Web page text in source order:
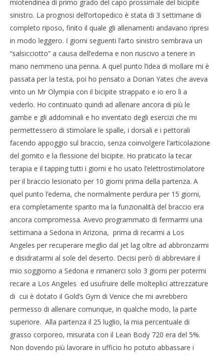
miotendinea di primo grado del capo prossimale del bicipite
sinistro. La prognosi dell’ortopedico è stata di 3 settimane di
completo riposo, finito il quale gli allenamenti andavano ripresi
in modo leggero. I giorni seguenti l’arto sinistro sembrava un
“salsicciotto” a causa dell’edema e non riuscivo a tenere in
mano nemmeno una penna. A quel punto l’idea di mollare mi è
passata per la testa, poi ho pensato a Dorian Yates che aveva
vinto un Mr Olympia con il bicipite strappato e io ero lì a
vederlo. Ho continuato quindi ad allenare ancora di più le
gambe e gli addominali e ho inventato degli esercizi che mi
permettessero di stimolare le spalle, i dorsali e i pettorali
facendo appoggio sul braccio, senza coinvolgere l’articolazione
del gomito e la flessione del bicipite. Ho praticato la tecar
terapia e il tapping tutti i giorni e ho usato l’elettrostimolatore
per il braccio lesionato per 10 giorni prima della partenza. A
quel punto l’edema, che normalmente perdura per 15 giorni,
era completamente sparito ma la funzionalità del braccio era
ancora compromessa. Avevo programmato di fermarmi una
settimana a Sedona in Arizona, prima di recarmi a Los
Angeles per recuperare meglio dal jet lag oltre ad abbronzarmi
e disidratarmi al sole del deserto. Decisi però di abbreviare il
mio soggiorno a Sedona e rimanerci solo 3 giorni per potermi
recare a Los Angeles ed usufruire delle molteplici attrezzature
di cui è dotato il Gold’s Gym di Venice che mi avrebbero
permesso di allenare comunque, in qualche modo, la parte
superiore. Alla partenza il 25 luglio, la mia percentuale di
grasso corporeo, misurata con il Lean Body 720 era del 5%.
Non dovendo più lavorare in ufficio ho potuto abbassare i